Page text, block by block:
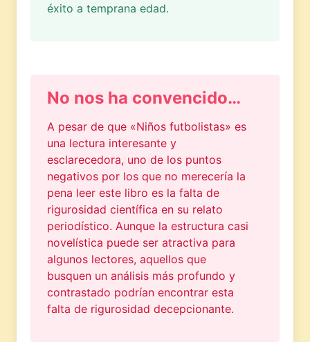
éxito a temprana edad.
No nos ha convencido…
A pesar de que «Niños futbolistas» es
una lectura interesante y
esclarecedora, uno de los puntos
negativos por los que no merecería la
pena leer este libro es la falta de
rigurosidad científica en su relato
periodístico. Aunque la estructura casi
novelística puede ser atractiva para
algunos lectores, aquellos que
busquen un análisis más profundo y
contrastado podrían encontrar esta
falta de rigurosidad decepcionante.